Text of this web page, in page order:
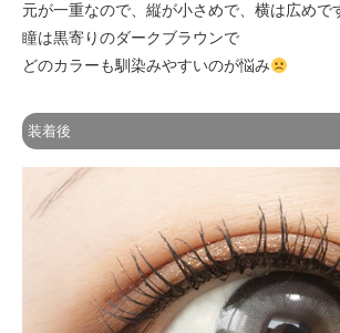
元が一重なので、縦が小さめで、横は広めで
瞳は黒寄りのダークブラウンで
どのカラーも馴染みやすいのが悩み
装着後